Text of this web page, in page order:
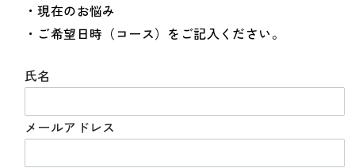
・現在のお悩み
・ご希望日時（コース）をご記入ください。
氏名
メールアドレス